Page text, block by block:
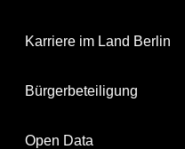
Karriere im Land Berlin
Bürgerbeteiligung
Open Data